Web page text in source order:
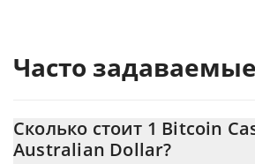
Часто
Сколько стоит 1 Bitcoin
Australian Dollar?